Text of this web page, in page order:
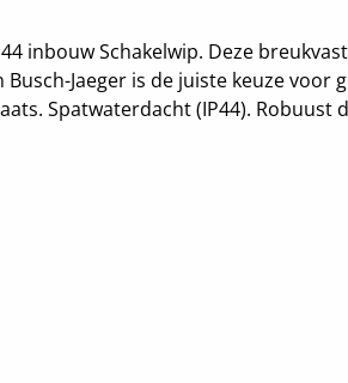
inbouw Schakelwip. Deze
Jaeger is de juiste keuze voor
Spatwaterdacht (IP44). Robuust